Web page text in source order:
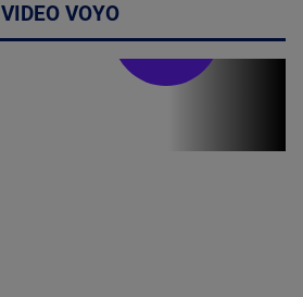
VIDEO VOYO
Stirile PRO TV